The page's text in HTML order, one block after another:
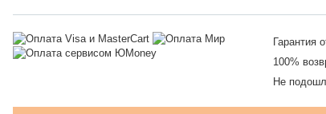
Гарантия
100%
Не